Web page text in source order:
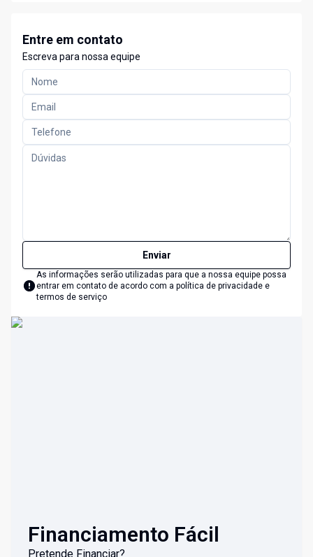
Entre em contato
Escreva para nossa equipe
Enviar
As informações serão utilizadas para que a nossa equipe possa
entrar em contato de acordo com a política de privacidade e
termos de serviço
Financiamento Fácil
Pretende Financiar?